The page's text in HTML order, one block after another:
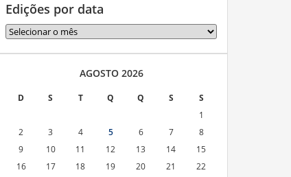
Edições por data
Edições
por
data
AGOSTO 2026
D S T Q Q S
S
1
2
3 4 5 6 7
8
9
10 11 12 13 14
15
16
17 18 19 20 21
22